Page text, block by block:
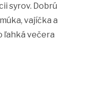
syrov. Dobrú
vajíčka a
ľahká večera